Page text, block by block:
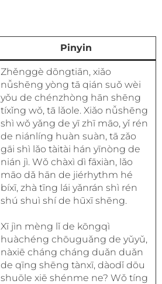
Pinyin
Zhěnggè dōngtiān, xiǎo
nǚshēng yòng tā qián suǒ wèi
yǒu de chénzhòng hān shēng
tíxǐng wǒ, tā lǎole. Xiǎo nǚshēng
shì wǒ yǎng de yī zhī māo, yǐ rén
de niánlíng huàn suàn, tā zǎo
gāi shì lǎo tàitài hán yīnòng de
nián jì. Wǒ chàxì dì fāxiàn, lǎo
māo dǎ hān de jiérhythm hé
bíxī, zhà tīng lái yǎnrán shì rén
shú shuì shí de hūxī shēng.
Xī jìn mèng lǐ de kōngqì
huàchéng chōuguǎng de yǔyǔ,
nàxiē cháng cháng duǎn duǎn
de qīng shēng tànxī, dàodǐ dōu
shuōle xiē shénme ne? Wǒ tíng